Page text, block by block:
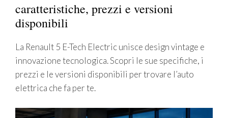
caratteristiche, prezzi e versioni
disponibili
La Renault 5 E-Tech Electric unisce design vintage e
innovazione tecnologica. Scopri le sue specifiche, i
prezzi e le versioni disponibili per trovare l’auto
elettrica che fa per te.